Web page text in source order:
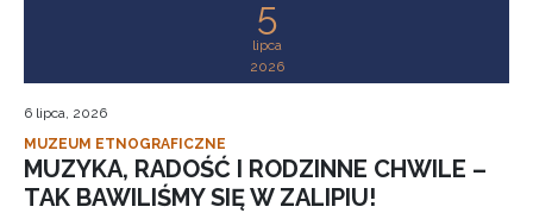
5
lipca
2026
6 lipca, 2026
MUZEUM ETNOGRAFICZNE
MUZYKA, RADOŚĆ I RODZINNE CHWILE –
TAK BAWILIŚMY SIĘ W ZALIPIU!